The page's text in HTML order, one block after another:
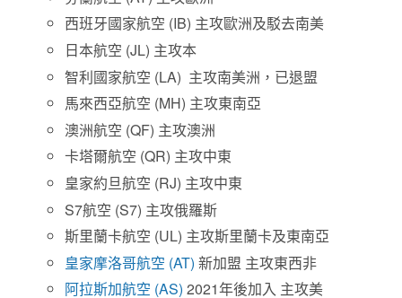
西班牙國家航空 (IB) 主攻歐洲及駁去南美
日本航空 (JL) 主攻本
智利國家航空 (LA) 主攻南美洲，已退盟
馬來西亞航空 (MH) 主攻東南亞
澳洲航空 (QF) 主攻澳洲
卡塔爾航空 (QR) 主攻中東
皇家約旦航空 (RJ) 主攻中東
S7航空 (S7) 主攻俄羅斯
斯里蘭卡航空 (UL) 主攻斯里蘭卡及東南亞
皇家摩洛哥航空 (AT) 新加盟 主攻東西非
阿拉斯加航空 (AS) 2021年後加入 主攻美